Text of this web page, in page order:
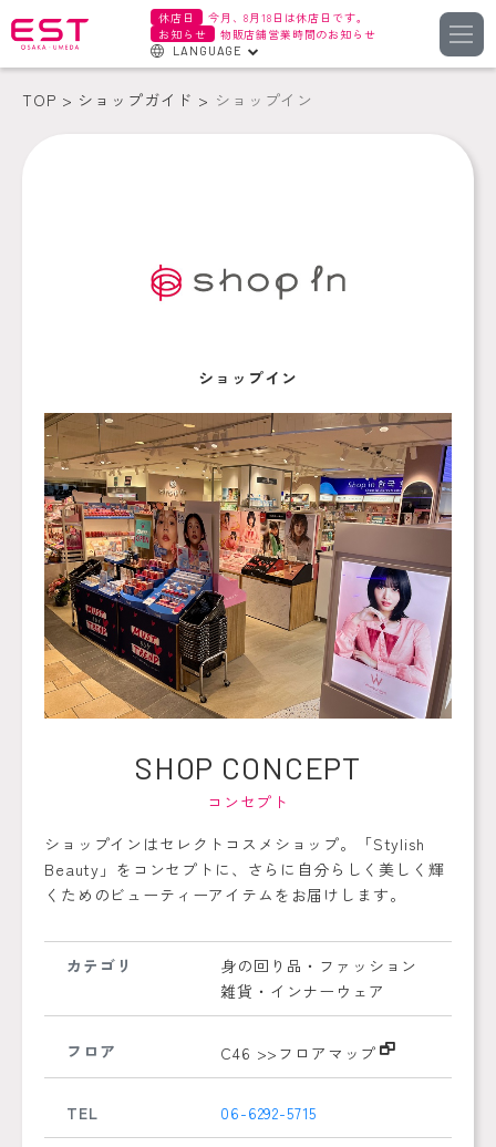
休店日
今月、8月18日は休店日です。
お知らせ
物販店舗営業時間のお知らせ
LANGUAGE
TOP ショップガイド ショップイン
ショップイン
SHOP CONCEPT
コンセプト
ショップインはセレクトコスメショップ。「Stylish
Beauty」をコンセプトに、さらに自分らしく美しく輝
くためのビューティーアイテムをお届けします。
カテゴリ
身の回り品・ファッション
雑貨・インナーウェア
フロア C46 >>フロアマップ
TEL 06-6292-5715